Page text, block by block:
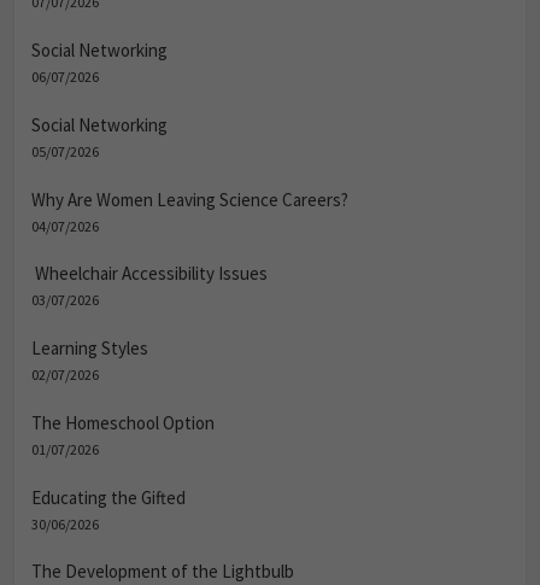
Social Networking
06/07/2026
Social Networking
05/07/2026
Why Are Women Leaving Science Careers?
04/07/2026
Wheelchair Accessibility Issues
03/07/2026
Learning Styles
02/07/2026
The Homeschool Option
01/07/2026
Educating the Gifted
30/06/2026
The Development of the Lightbulb